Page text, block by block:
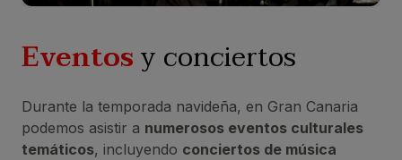
Eventosy conciertos
Durante la temporada navideña, en Gran Canaria
podemos asistir a numerosos eventos culturales
temáticos, incluyendo conciertos de música